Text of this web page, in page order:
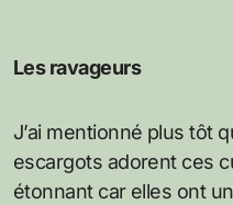
Les ravageurs
J’ai mentionné plus tôt
escargots adorent ces
étonnant car elles ont